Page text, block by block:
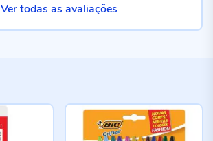
Ver todas as avaliações